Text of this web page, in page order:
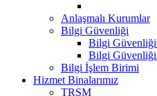
Anlaşmalı Kurumlar
Bilgi Güvenliği
Bilgi Güvenliği
Bilgi
Bilgi İşlem Birimi
Hizmet Binalarımız
TRSM